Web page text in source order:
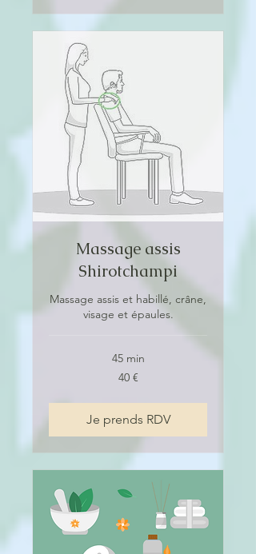
Massage assis
Shirotchampi
Massage assis et habillé, crâne,
visage et épaules.
45 min
40 €
Je prends RDV